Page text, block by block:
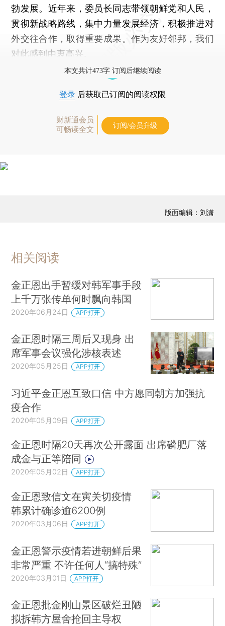
勃发展。近年来，委员长同志带领朝鲜党和人民，
贯彻新战略路线，集中力量发展经济，积极推进对
外交往合作，取得重要成果。作为友好邻邦，我们
对此感到由衷高兴。
本文共计473字 订阅后继续阅读
登录 后获取已订阅的阅读权限
财新通会员
可畅读全文
订阅/会员升级
版面编辑：刘潇
相关阅读
金正恩出手暂缓对韩军事手段
上千万张传单何时飘向韩国
2020年06月24日 APP打开
金正恩时隔三周后又现身 出
席军事会议强化涉核表述
2020年05月25日 APP打开
习近平金正恩互致口信 中方愿同朝方加强抗
疫合作
2020年05月09日 APP打开
金正恩时隔20天再次公开露面 出席磷肥厂落
成金与正等陪同
2020年05月02日 APP打开
金正恩致信文在寅关切疫情
韩累计确诊逾6200例
2020年03月06日 APP打开
金正恩警示疫情若进朝鲜后果
非常严重 不许任何人“搞特殊”
2020年03月01日 APP打开
金正恩批金刚山景区破烂丑陋
拟拆韩方屋舍抢回主导权